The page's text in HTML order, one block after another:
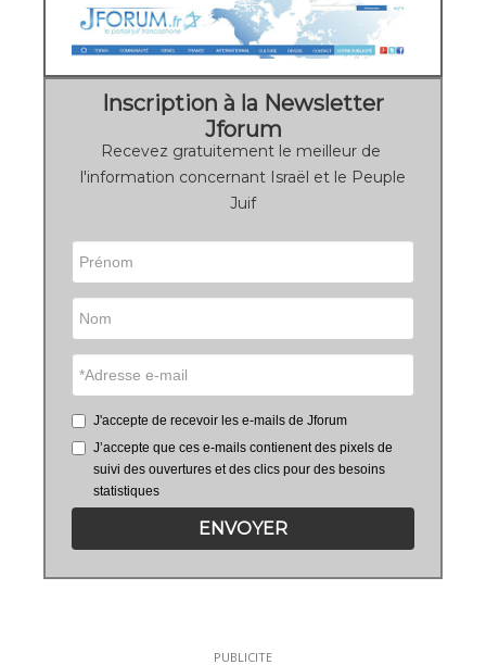
Inscription à la Newsletter
Jforum
Recevez gratuitement le meilleur de
l'information concernant Israël et le Peuple
Juif
J'accepte de recevoir les e-mails de Jforum
J’accepte que ces e-mails contienent des pixels de
suivi des ouvertures et des clics pour des besoins
statistiques
ENVOYER